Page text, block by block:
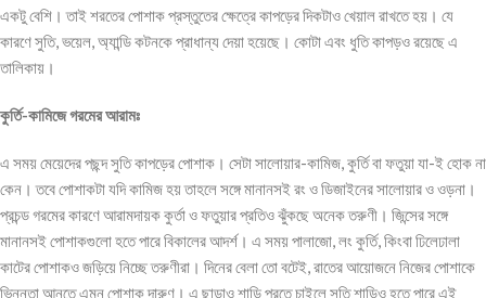
একটু বেশি। তাই শরতের পোশাক প্রস্তুতের ক্ষেত্রে কাপড়ের দিকটাও খেয়াল রাখতে হয়। যে
কারণে সুতি, ভয়েল, অ্যান্ডি কটনকে প্রাধান্য দেয়া হয়েছে। কোটা এবং ধুতি কাপড়ও রয়েছে এ
তালিকায়।
কুর্তি-কামিজেগরমেরআরামঃ
এ সময় মেয়েদের পছন্দ সুতি কাপড়ের পোশাক। সেটা সালোয়ার-কামিজ, কুর্তি বা ফতুয়া যা-ই হোক না
কেন। তবে পোশাকটা যদি কামিজ হয় তাহলে সঙ্গে মানানসই রং ও ডিজাইনের সালোয়ার ও ওড়না।
প্রচন্ড গরমের কারণে আরামদায়ক কুর্তা ও ফতুয়ার প্রতিও ঝুঁকছে অনেক তরুণী। জিন্সের সঙ্গে
মানানসই পোশাকগুলো হতে পারে বিকালের আদর্শ। এ সময় পালাজো, লং কুর্তি, কিংবা ঢিলেঢালা
কাটের পোশাকও জড়িয়ে নিচ্ছে তরুণীরা। দিনের বেলা তো বটেই, রাতের আয়োজনে নিজের পোশাকে
ভিন্নতা আনতে এমন পোশাক দারুণ। এ ছাড়াও শাড়ি পরতে চাইলে সুতি শাড়িও হতে পারে এই